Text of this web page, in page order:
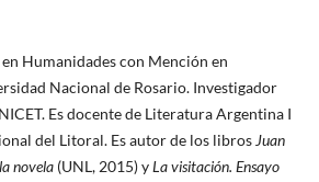
Humanidades con Mención en
Nacional de Rosario. Investigador
Es docente de Literatura Argentina I
del Litoral. Es autor de los libros Juan
novela(UNL, 2015) yLa visitación. Ensayo